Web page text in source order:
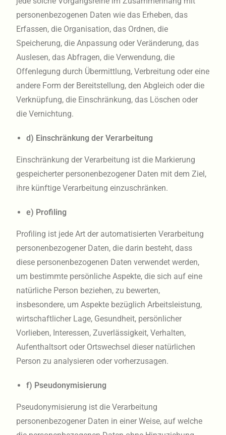
personenbezogenen Daten wie das Erheben, das
Erfassen, die Organisation, das Ordnen, die
Speicherung, die Anpassung oder Veränderung, das
Auslesen, das Abfragen, die Verwendung, die
Offenlegung durch Übermittlung, Verbreitung oder eine
andere Form der Bereitstellung, den Abgleich oder die
Verknüpfung, die Einschränkung, das Löschen oder
die Vernichtung.
d) Einschränkung der Verarbeitung
Einschränkung der Verarbeitung ist die Markierung
gespeicherter personenbezogener Daten mit dem Ziel,
ihre künftige Verarbeitung einzuschränken.
e) Profiling
Profiling ist jede Art der automatisierten Verarbeitung
personenbezogener Daten, die darin besteht, dass
diese personenbezogenen Daten verwendet werden,
um bestimmte persönliche Aspekte, die sich auf eine
natürliche Person beziehen, zu bewerten,
insbesondere, um Aspekte bezüglich Arbeitsleistung,
wirtschaftlicher Lage, Gesundheit, persönlicher
Vorlieben, Interessen, Zuverlässigkeit, Verhalten,
Aufenthaltsort oder Ortswechsel dieser natürlichen
Person zu analysieren oder vorherzusagen.
f) Pseudonymisierung
Pseudonymisierung ist die Verarbeitung
personenbezogener Daten in einer Weise, auf welche